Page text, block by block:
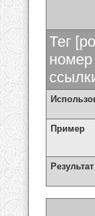
Тег
номер
Пример
Результат